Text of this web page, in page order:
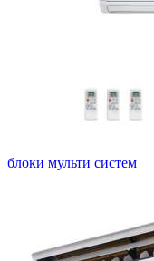
блоки мульти систем